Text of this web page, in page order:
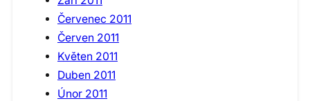
Červenec 2011
Červen 2011
Květen 2011
Duben 2011
Únor 2011